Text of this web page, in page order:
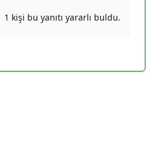
1 kişi bu yanıtı yararlı buldu.